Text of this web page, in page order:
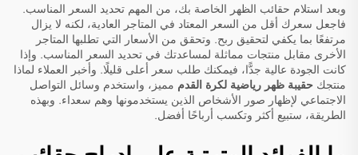
وبعد استلام حقائب الظهر الخاصة بك، من المهم تحديد السعر المناسب.
فاجعل سعرك أقل من السعر المعتاد في المتاجر العادية، لكنه لا يزال
مرتفعًا بما يكفي لتحقيق ربح. وتحقق من الأسعار التي تطلبها المتاجر
الأخرى مقابل منتجات مماثلة لمساعدتك في تحديد السعر المناسب. وإذا
كانت الجودة عالية جدًّا، فيمكنك طلب سعر أعلى قليلًا. وأخبر العملاء لماذا
منتجك حقيبة ظهر رياضية لكرة القدم مميز، واستخدم وسائل التواصل
الاجتماعي لإظهار صور الأشخاص الذين يستخدمونها وهم سعداء. وبهذه
الطريقة، ستبيع أكثر وتكسب أرباحًا أفضل.